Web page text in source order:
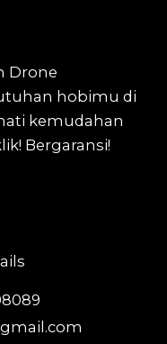
Drone
hobimu di
kemudahan
Bergaransi!